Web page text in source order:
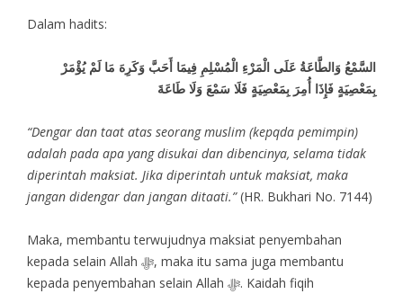
Dalam hadits:
السَّمْعُ وَالطَّاعَةُ عَلَى الْمَرْءِ الْمُسْلِمِ فِيمَا أَحَبَّ وَكَرِهَ مَا لَمْ يُؤْمَرْ
بِمَعْصِيَةٍ فَإِذَا أُمِرَ بِمَعْصِيَةٍ فَلَا سَمْعَ وَلَا طَاعَةَ
“Dengar dan taat atas seorang muslim (kepqda pemimpin)
adalah pada apa yang disukai dan dibencinya, selama tidak
diperintah maksiat. Jika diperintah untuk maksiat, maka
jangan didengar dan jangan ditaati.”(HR. Bukhari No. 7144)
Maka, membantu terwujudnya maksiat penyembahan
kepada selain Allah ﷻ, maka itu sama juga membantu
kepada penyembahan selain Allah ﷻ. Kaidah fiqih